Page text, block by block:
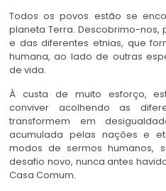
Todos os povos estão se
planeta Terra. Descobrimo-
e das diferentes etnias, que
humana, ao lado de outras
de vida.
À custa de muito esforço,
conviver acolhendo as
transformem em
acumulada pelas nações e
modos de sermos humanos,
desafio novo, nunca antes
Casa Comum.